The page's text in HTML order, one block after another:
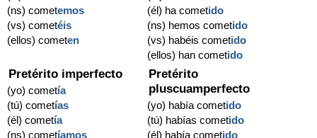
(ns) cometemos
(vs) cometéis
(ellos) cometen
(él) ha cometido
(ns) hemos cometido
(vs) habéis cometido
(ellos) han cometido
Pretérito imperfecto
(yo) cometía
(tú) cometías
(él) cometía
(ns) cometíamos
Pretérito
pluscuamperfecto
(yo) había cometido
(tú) habías cometido
(él) había cometido